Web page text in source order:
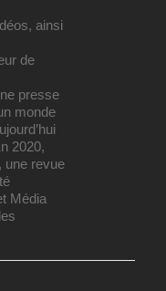
ainsi
de
presse
monde
2020,
une revue
Média